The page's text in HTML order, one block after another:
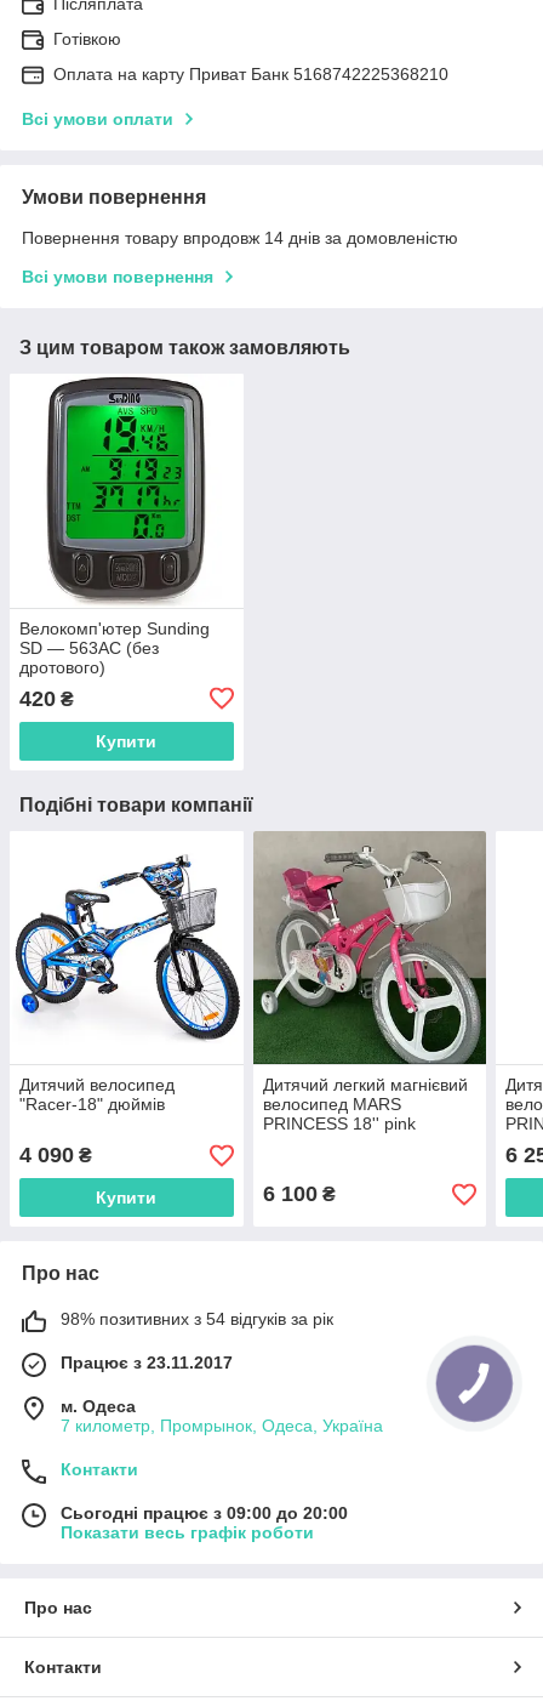
Готівкою
Оплата на карту Приват Банк 5168742225368210
Всі умови оплати
Умови повернення
Повернення товару впродовж 14 днів за домовленістю
Всі умови повернення
З цим товаром також замовляють
Велокомп'ютер Sunding
SD — 563AC (без
дротового)
420 ₴
Купити
Подібні товари компанії
Дитячий велосипед
"Racer-18" дюймів
4 090 ₴
Купити
Дитячий легкий магнієвий
велосипед MARS
PRINCESS 18'' pink
6 100₴
6
Про нас
98% позитивних з 54 відгуків за рік
Працює з 23.11.2017
м. Одеса
7 километр, Промрынок, Одеса, Україна
Контакти
Сьогодні працює з 09:00 до 20:00
Показати весь графік роботи
Про нас
Контакти